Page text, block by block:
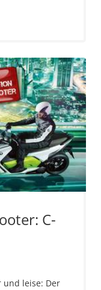
C-
und leise: Der